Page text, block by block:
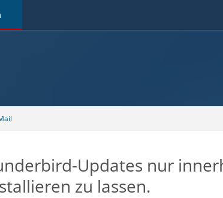
Updates nur
zu lassen.